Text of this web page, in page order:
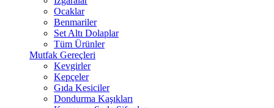
Ocaklar
Benmariler
Set Altı Dolaplar
Tüm Ürünler
Mutfak Gereçleri
Kevgirler
Kepçeler
Gıda Kesiciler
Dondurma Kaşıkları